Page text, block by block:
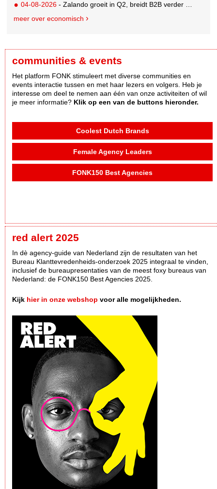
04-08-2026 - Zalando groeit in Q2, breidt B2B verder uit en innoveert met AI
meer over economisch
communities & events
Het platform FONK stimuleert met diverse communities en
events interactie tussen en met haar lezers en volgers. Heb je
interesse om deel te nemen aan één van onze activiteiten of wil
je meer informatie? Klik op een van de buttons hieronder.
Coolest Dutch Brands
Female Agency Leaders
FONK150 Best Agencies
red alert 2025
In dè agency-guide van Nederland zijn de resultaten van het
Bureau Klanttevredenheids-onderzoek 2025 integraal te vinden,
inclusief de bureaupresentaties van de meest foxy bureaus van
Nederland: de FONK150 Best Agencies 2025.
Kijk hier in onze webshop voor alle mogelijkheden.